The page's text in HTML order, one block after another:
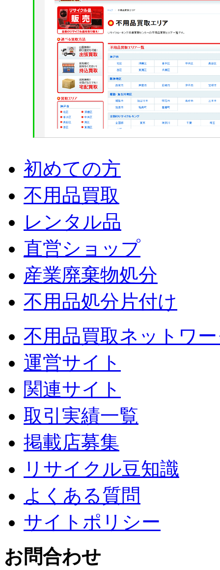
初めての方
不用品買取
レンタル品
直営ショップ
産業廃棄物処分
不用品処分片付け
不用品買取ネットワ
運営サイト
関連サイト
取引実績一覧
掲載店募集
リサイクル豆知識
よくある質問
サイトポリシー
お問合わせ